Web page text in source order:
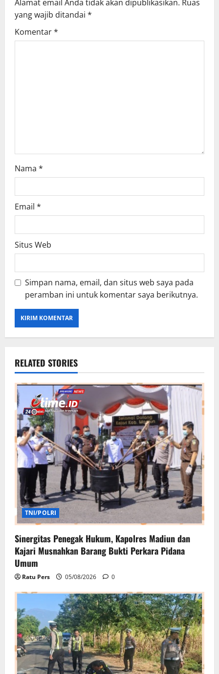
g
a
t
Alamat email Anda tidak akan dipublikasikan. Ruas
yang wajib ditandai *
Komentar*
Nama *
Email *
Situs Web
Simpan nama, email, dan situs web saya pada
peramban ini untuk komentar saya berikutnya.
RELATED STORIES
TNI/POLRI
Sinergitas Penegak Hukum, Kapolres Madiun dan
Kajari Musnahkan Barang Bukti Perkara Pidana
Umum
Ratu Pers 05/08/2026 0